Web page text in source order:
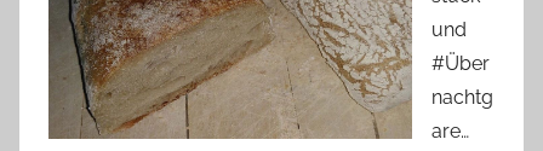
und
#Über
nachtg
are…